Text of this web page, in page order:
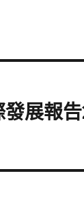
發展報